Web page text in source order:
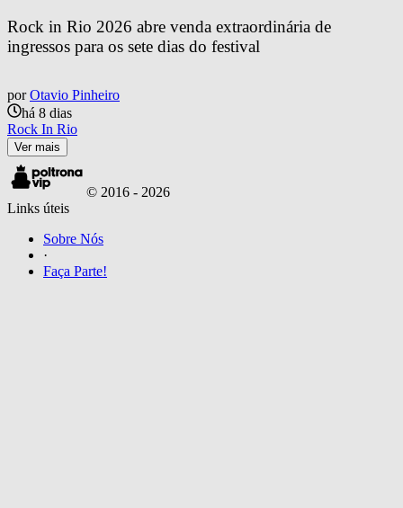
Rock in Rio 2026 abre venda extraordinária de
ingressos para os sete dias do festival
por Otavio Pinheiro
há 8 dias
Rock In Rio
Ver mais
© 2016 - 2026
Links úteis
Sobre Nós
·
Faça Parte!